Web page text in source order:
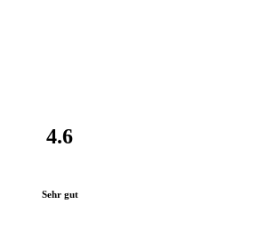
4.6
Sehr gut